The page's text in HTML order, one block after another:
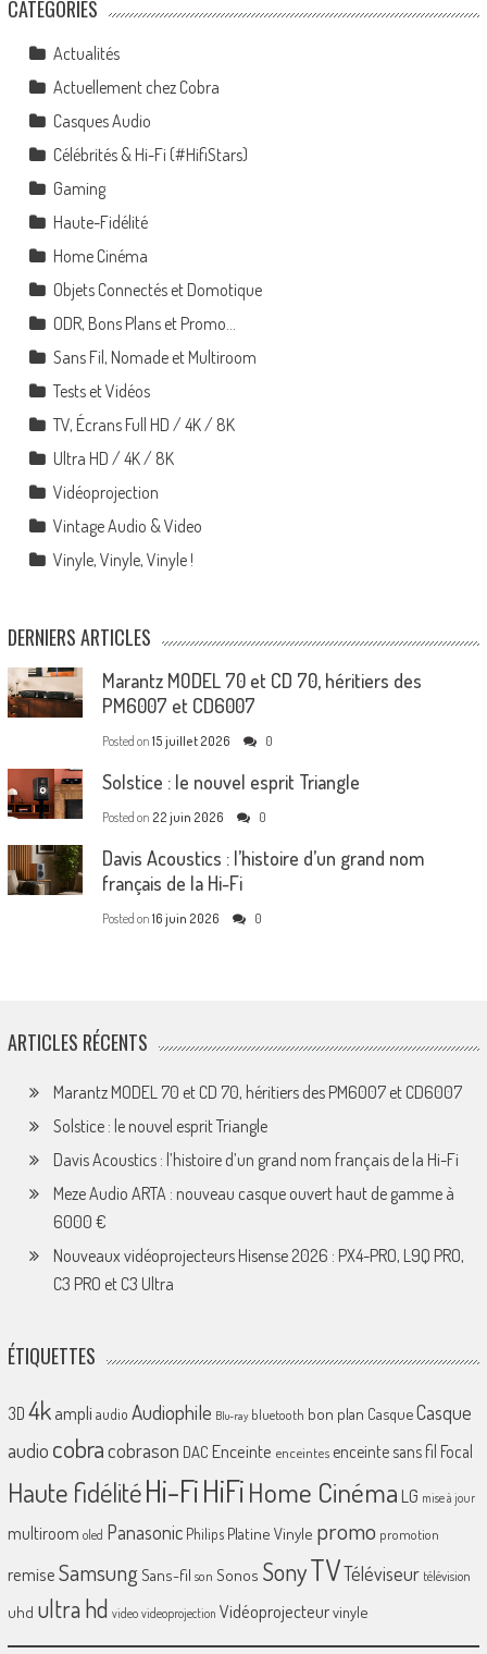
CATÉGORIES
Actualités
Actuellement chez Cobra
Casques Audio
Célébrités & Hi-Fi (#HifiStars)
Gaming
Haute-Fidélité
Home Cinéma
Objets Connectés et Domotique
ODR, Bons Plans et Promo…
Sans Fil, Nomade et Multiroom
Tests et Vidéos
TV, Écrans Full HD / 4K / 8K
Ultra HD / 4K / 8K
Vidéoprojection
Vintage Audio & Video
Vinyle, Vinyle, Vinyle !
DERNIERS ARTICLES
Marantz MODEL 70 et CD 70, héritiers des
PM6007 et CD6007
Posted on 15 juillet 2026 0
Solstice : le nouvel esprit Triangle
Posted on 22 juin 2026 0
Davis Acoustics : l’histoire d’un grand nom
français de la Hi-Fi
Posted on 16 juin 2026 0
ARTICLES RÉCENTS
Marantz MODEL 70 et CD 70, héritiers des PM6007 et CD6007
Solstice : le nouvel esprit Triangle
Davis Acoustics : l’histoire d’un grand nom français de la Hi-Fi
Meze Audio ARTA : nouveau casque ouvert haut de gamme à
6000 €
Nouveaux vidéoprojecteurs Hisense 2026 : PX4-PRO, L9Q PRO,
C3 PRO et C3 Ultra
ÉTIQUETTES
3D 4k ampliaudio Audiophile Blu-ray bluetooth bon plan CasqueCasque
audio cobracobrason DAC Enceinte enceintes enceinte sans fil Focal
Haute fidélitéHi-FiHiFiHome Cinéma LG mise à jour
multiroom oled Panasonic Philips Platine Vinyle promo promotion
remiseSamsungSans-fil son Sonos SonyTVTéléviseur télévision
uhd ultra hd video videoprojection Vidéoprojecteurvinyle